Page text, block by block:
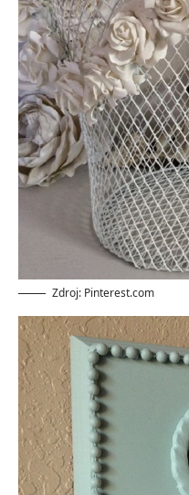
Zdroj: Pinterest.com